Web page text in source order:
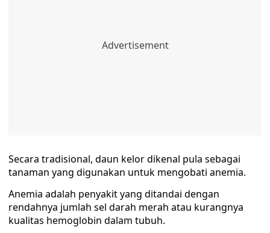
Secara tradisional, daun kelor dikenal pula sebagai
tanaman yang digunakan untuk mengobati anemia.
Anemia adalah penyakit yang ditandai dengan
rendahnya jumlah sel darah merah atau kurangnya
kualitas hemoglobin dalam tubuh.